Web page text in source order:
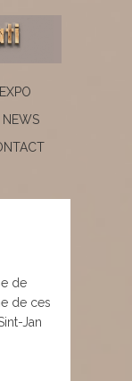
EXPO
NEWS
de
de ces
Jan